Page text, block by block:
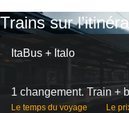
Trains sur
ItaBus + Italo
1 changement. Train +
Le temps du voyage Le